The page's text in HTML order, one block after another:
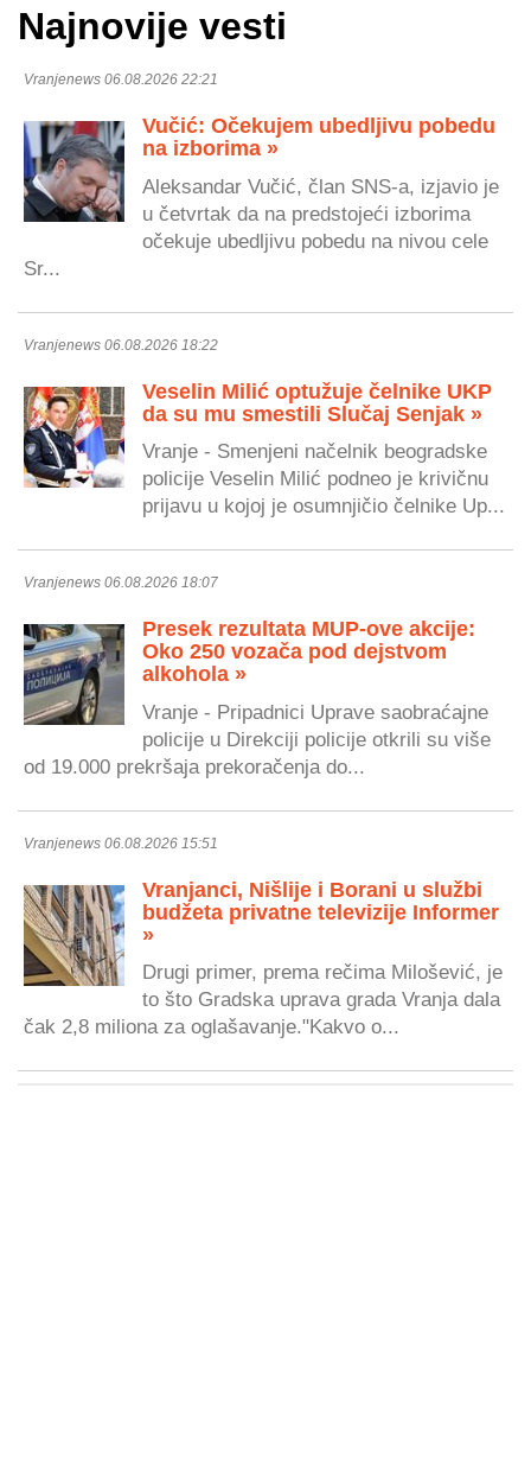
Najnovije vesti
Vranjenews 06.08.2026 22:21
Vučić: Očekujem ubedljivu pobedu
na izborima »
Aleksandar Vučić, član SNS-a, izjavio je
u četvrtak da na predstojeći izborima
očekuje ubedljivu pobedu na nivou cele
Sr...
Vranjenews 06.08.2026 18:22
Veselin Milić optužuje čelnike UKP
da su mu smestili Slučaj Senjak »
Vranje - Smenjeni načelnik beogradske
policije Veselin Milić podneo je krivičnu
prijavu u kojoj je osumnjičio čelnike Up...
Vranjenews 06.08.2026 18:07
Presek rezultata MUP-ove akcije:
Oko 250 vozača pod dejstvom
alkohola »
Vranje - Pripadnici Uprave saobraćajne
policije u Direkciji policije otkrili su više
od 19.000 prekršaja prekoračenja do...
Vranjenews 06.08.2026 15:51
Vranjanci, Nišlije i Borani u službi
budžeta privatne televizije Informer
»
Drugi primer, prema rečima Milošević, je
to što Gradska uprava grada Vranja dala
čak 2,8 miliona za oglašavanje."Kakvo o...